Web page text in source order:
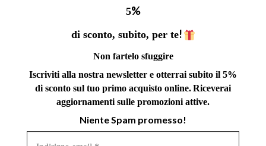
5%
di sconto, subito, per te!
Non fartelo sfuggire
Iscriviti alla nostra newsletter e otterrai subito il 5%
di sconto sul tuo primo acquisto online.Riceverai
aggiornamenti sulle promozioni attive.
Niente Spam promesso!